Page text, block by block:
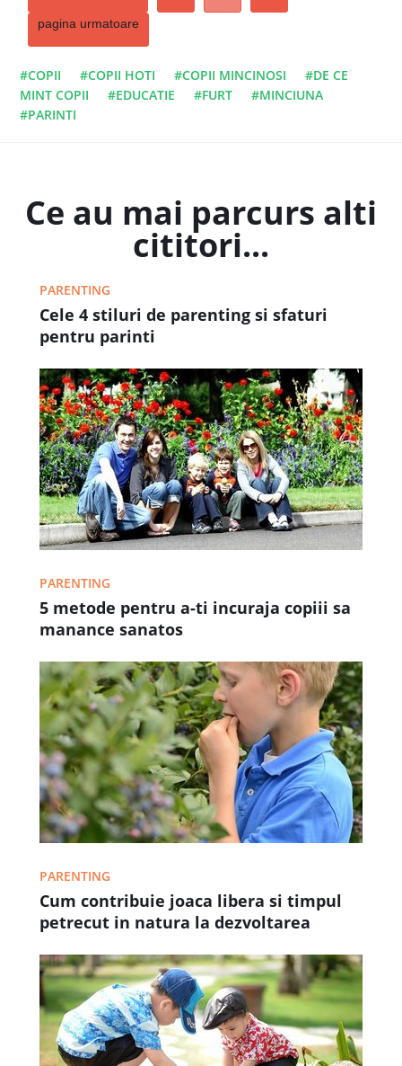
pagina urmatoare
#COPII #COPII HOTI #COPII MINCINOSI
#DE CE
MINT COPII
#EDUCATIE #FURT
#MINCIUNA
#PARINTI
Ce au mai parcurs alti
cititori...
PARENTING
Cele 4 stiluri de parenting si sfaturi
pentru parinti
PARENTING
5 metode pentru a-ti incuraja copiii sa
manance sanatos
PARENTING
Cum contribuie joaca libera si timpul
petrecut in natura la dezvoltarea